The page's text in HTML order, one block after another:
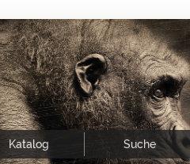
Katalog Suche